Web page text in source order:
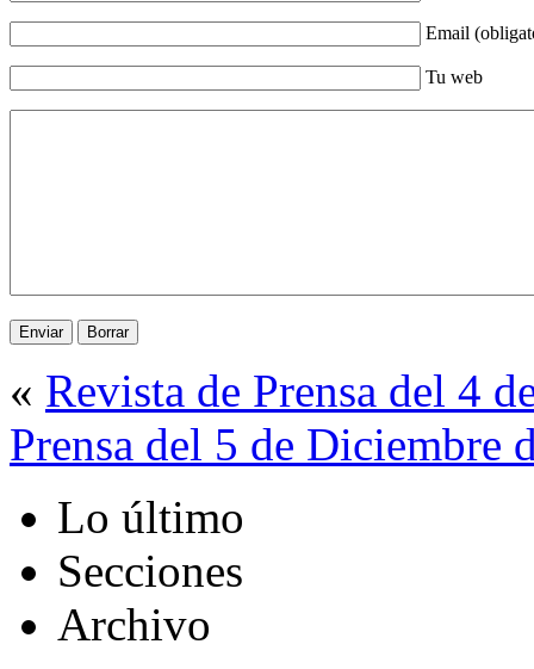
Email
Tu web
« Revista de Prensa del 4
Prensa del 5 de Diciembre
Lo último
Secciones
Archivo